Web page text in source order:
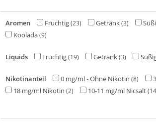
Aromen Fruchtig(23) Getränk(3)
Koolada(9)
Liquids Fruchtig(19) Getränk(3)
Nikotinanteil 0 mg/ml - Ohne Nikotin (8)
18 mg/ml Nikotin (2) 10-11 mg/ml Nicsalt